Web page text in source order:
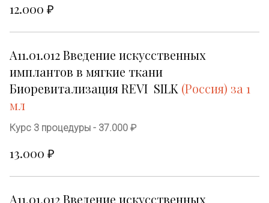
12.000 ₽
А11.01.012 Введение искусственных
имплантов в мягкие ткани
Биоревитализация REVI  SILK (Россия) за 1
мл
Курс 3 процедуры - 37.000 ₽
13.000 ₽
А11.01.012 Введение искусственных